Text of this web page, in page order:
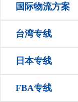
国际物流方案
台湾专线
日本专线
FBA专线